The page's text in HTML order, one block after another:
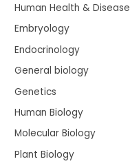
Human Health & Disease
Embryology
Endocrinology
General biology
Genetics
Human Biology
Molecular Biology
Plant Biology